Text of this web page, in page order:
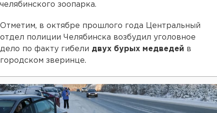
челябинского зоопарка.
Отметим, в октябре прошлого года Центральный
отдел полиции Челябинска возбудил уголовное
дело по факту гибели двух бурых медведей в
городском зверинце.